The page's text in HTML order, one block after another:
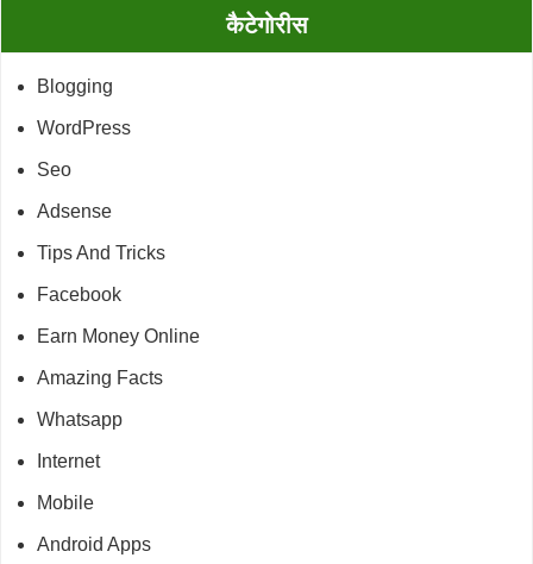
कैटेगोरीस
Blogging
WordPress
Seo
Adsense
Tips And Tricks
Facebook
Earn Money Online
Amazing Facts
Whatsapp
Internet
Mobile
Android Apps